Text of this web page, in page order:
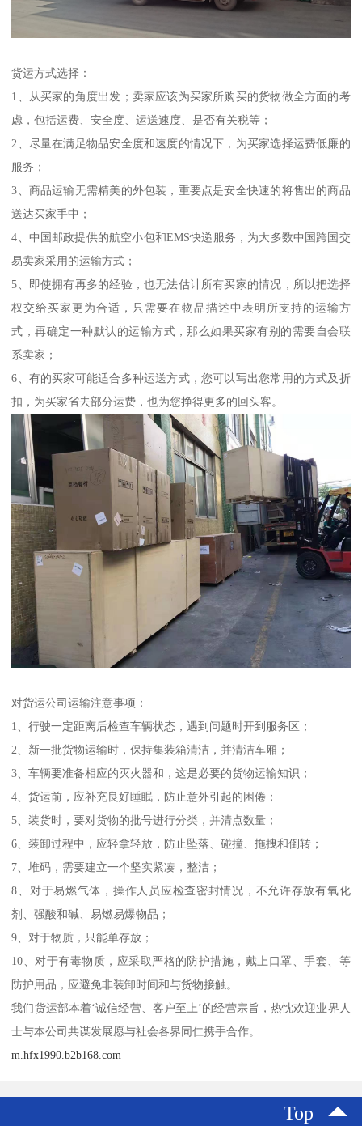
货运方式选择：
1、从买家的角度出发；卖家应该为买家所购买的货物做全方面的考
虑，包括运费、安全度、运送速度、是否有关税等；
2、尽量在满足物品安全度和速度的情况下，为买家选择运费低廉的
服务；
3、商品运输无需精美的外包装，重要点是安全快速的将售出的商品
送达买家手中；
4、中国邮政提供的航空小包和EMS快递服务，为大多数中国跨国交
易卖家采用的运输方式；
5、即使拥有再多的经验，也无法估计所有买家的情况，所以把选择
权交给买家更为合适，只需要在物品描述中表明所支持的运输方
式，再确定一种默认的运输方式，那么如果买家有别的需要自会联
系卖家；
6、有的买家可能适合多种运送方式，您可以写出您常用的方式及折
扣，为买家省去部分运费，也为您挣得更多的回头客。
对货运公司运输注意事项：
1、行驶一定距离后检查车辆状态，遇到问题时开到服务区；
2、新一批货物运输时，保持集装箱清洁，并清洁车厢；
3、车辆要准备相应的灭火器和，这是必要的货物运输知识；
4、货运前，应补充良好睡眠，防止意外引起的困倦；
5、装货时，要对货物的批号进行分类，并清点数量；
6、装卸过程中，应轻拿轻放，防止坠落、碰撞、拖拽和倒转；
7、堆码，需要建立一个坚实紧凑，整洁；
8、对于易燃气体，操作人员应检查密封情况，不允许存放有氧化
剂、强酸和碱、易燃易爆物品；
9、对于物质，只能单存放；
10、对于有毒物质，应采取严格的防护措施，戴上口罩、手套、等
防护用品，应避免非装卸时间和与货物接触。
我们货运部本着‘诚信经营、客户至上’的经营宗旨，热忱欢迎业界人
士与本公司共谋发展愿与社会各界同仁携手合作。
m.hfx1990.b2b168.com
Top